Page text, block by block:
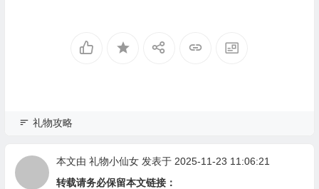
礼物攻略
本文由 礼物小仙女发表于 2025-11-23 11:06:21
转载请务必保留本文链接：